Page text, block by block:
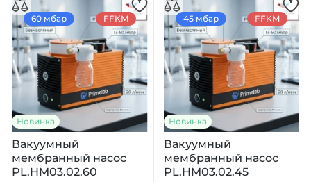
Новинка
Вакуумный
мембранный насос
PL.HM03.02.60
60 мбар FFKM
Новинка
Вакуумный
мембранный насос
PL.HM03.02.45
45 мбар FFKM